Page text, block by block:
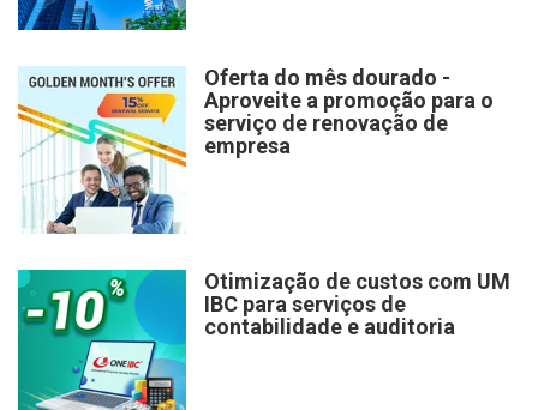
Oferta do mês dourado -
Aproveite a promoção para o
serviço de renovação de
empresa
Otimização de custos com UM
IBC para serviços de
contabilidade e auditoria